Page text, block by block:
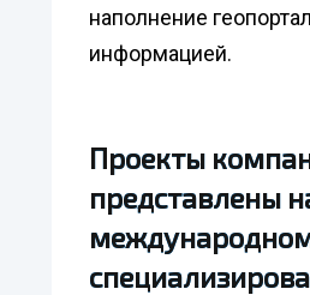
наполнение
информацией.
Проекты
представлены
Проекты
представлены